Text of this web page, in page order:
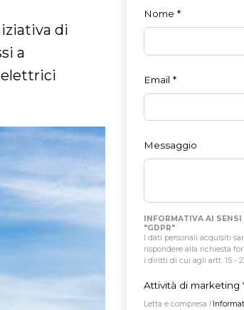
di
a
elettrici
Nome *
Email *
Messaggio
INFORMATIVA AI
"GDPR"
I dati personali acquisiti
rispondere alla richiesta
i diritti di cui agli artt. 15 -
Attività di marketing
Letta e compresa l’